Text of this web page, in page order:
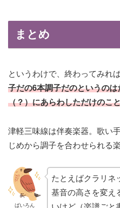
まとめ
というわけで、終わってみれ
子だの6本調子だのというの
（？）にあらわしただけのこ
津軽三味線は伴奏楽器。歌い
じめから調子を合わせられる
ばいろん
たとえばクラリネ
基音の高さを変え